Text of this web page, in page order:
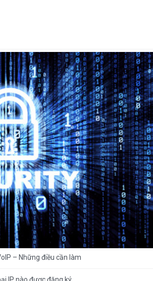
– Những điều cần làm
IP nào được đăng ký